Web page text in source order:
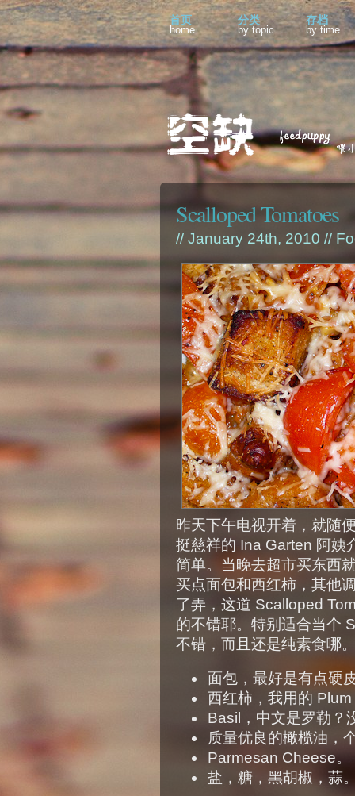
首页
home
分类
by topic
存档
by time
Scalloped Tomatoes
// January 24th, 2010 //
昨天下午电视开着，就随
挺慈祥的 Ina Garten 阿姨
简单。当晚去超市买东西
买点面包和西红柿，其他
了弄，这道 Scalloped
的不错耶。特别适合当个
不错，而且还是纯素食哪
面包，最好是有点硬
西红柿，我用的
Basil，中文是罗勒？
质量优良的橄榄油，
Parmesan Cheese。
盐，糖，黑胡椒，蒜